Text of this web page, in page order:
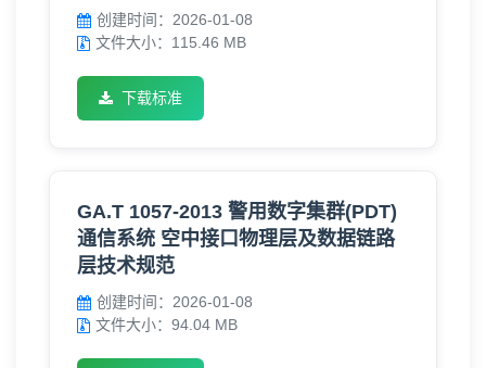
创建时间：2026-01-08
文件大小：115.46 MB
下载标准
GA.T 1057-2013 警用数字集群(PDT)
通信系统 空中接口物理层及数据链路
层技术规范
创建时间：2026-01-08
文件大小：94.04 MB